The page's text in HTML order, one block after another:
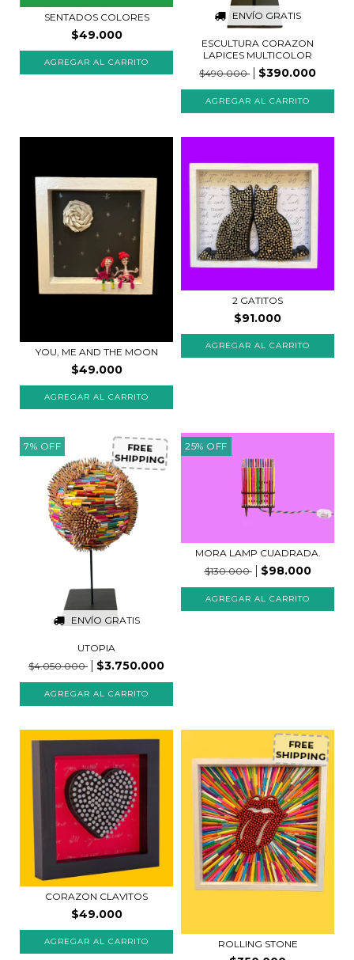
SENTADOS COLORES
$49.000
AGREGAR AL CARRITO
ENVÍO GRATIS
ESCULTURA CORAZON
LAPICES MULTICOLOR
$490.000
$390.000
YOU, ME AND THE MOON
$49.000
2 GATITOS
$91.000
7% OFF
ENVÍO GRATIS
FREE
SHIPPING
UTOPIA
$4.050.000
$3.750.000
25% OFF
MORA LAMP CUADRADA.
$130.000
$98.000
CORAZON CLAVITOS
$49.000
AGREGAR AL CARRITO
FREE
SHIPPING
ROLLING STONE